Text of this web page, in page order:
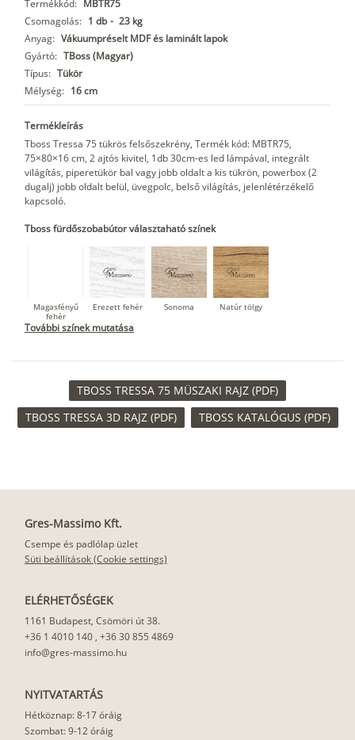
Termékkód: MBTR75
Csomagolás: 1 db - 23 kg
Anyag: Vákuumpréselt MDF és laminált lapok
Gyártó: TBoss (Magyar)
Típus: Tükör
Mélység: 16 cm
Termékleírás
Tboss Tressa 75 tükrös felsőszekrény, Termék kód: MBTR75,
75×80×16 cm, 2 ajtós kivitel, 1db 30cm-es led lámpával, integrált
világítás, piperetükör bal vagy jobb oldalt a kis tükrön, powerbox (2
dugalj) jobb oldalt belül, üvegpolc, belső világítás, jelenlétérzékelő
kapcsoló.
Tboss fürdőszobabútor választaható színek
Magasfényű
fehér
Erezett fehér Sonoma Natúr tölgy
Dohány tölgy Tuja Grafit fa Loft beton
Nádzöld Füstös zöld
Matt fekete
További színek mutatása
TBOSS TRESSA 75 MÜSZAKI RAJZ (PDF)
TBOSS TRESSA 3D RAJZ (PDF)
TBOSS KATALÓGUS (PDF)
Gres-Massimo Kft.
Csempe és padlólap üzlet
Süti beállítások (Cookie settings)
ELÉRHETŐSÉGEK
1161 Budapest, Csömöri út 38.
+36 1 4010 140 , +36 30 855 4869
info@gres-massimo.hu
NYITVATARTÁS
Hétköznap: 8-17 óráig
Szombat: 9-12 óráig